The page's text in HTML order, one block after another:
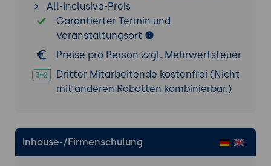
All-Inclusive-Preis
Garantierter Termin und
Veranstaltungsort
Preise pro Person zzgl. Mehrwertsteuer
Dritter Mitarbeitende kostenfrei (Nicht
mit anderen Rabatten kombinierbar.)
Inhouse-/Firmenschulung